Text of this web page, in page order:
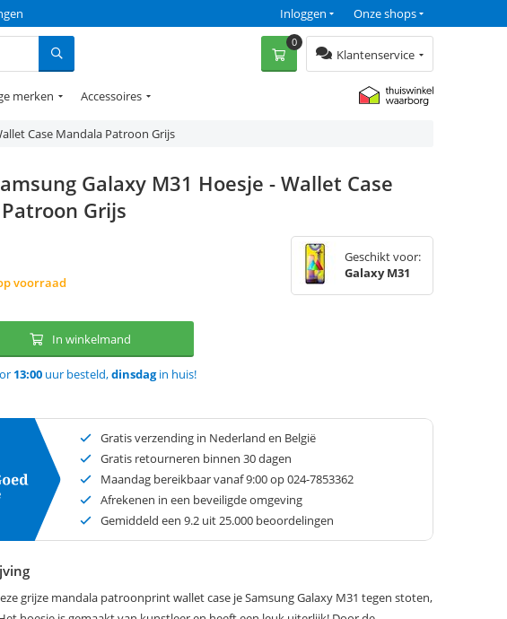
Onze shops
Inloggen
Klantenservice
0
merken Accessoires
Case Mandala Patroon Grijs
Galaxy M31 Hoesje - Wallet Case
Grijs
voorraad
Geschikt voor:
Galaxy M31
In winkelmand
13:00 uur besteld,dinsdagin huis!
Gratis verzending in Nederland en België
Gratis retourneren binnen 30 dagen
Maandag bereikbaar vanaf 9:00 op 024-7853362
Afrekenen in een beveiligde omgeving
Gemiddeld een 9.2 uit 25.000 beoordelingen
grijze mandala patroonprint wallet case je Samsung Galaxy M31 tegen stoten,